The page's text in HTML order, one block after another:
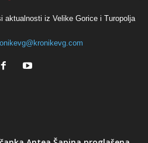
aktualnosti iz Velike Gorice i Turopolja